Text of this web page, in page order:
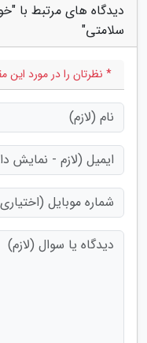
دیدگاه های مرتبط
سلامتی"
* نظرتان را در مورد این